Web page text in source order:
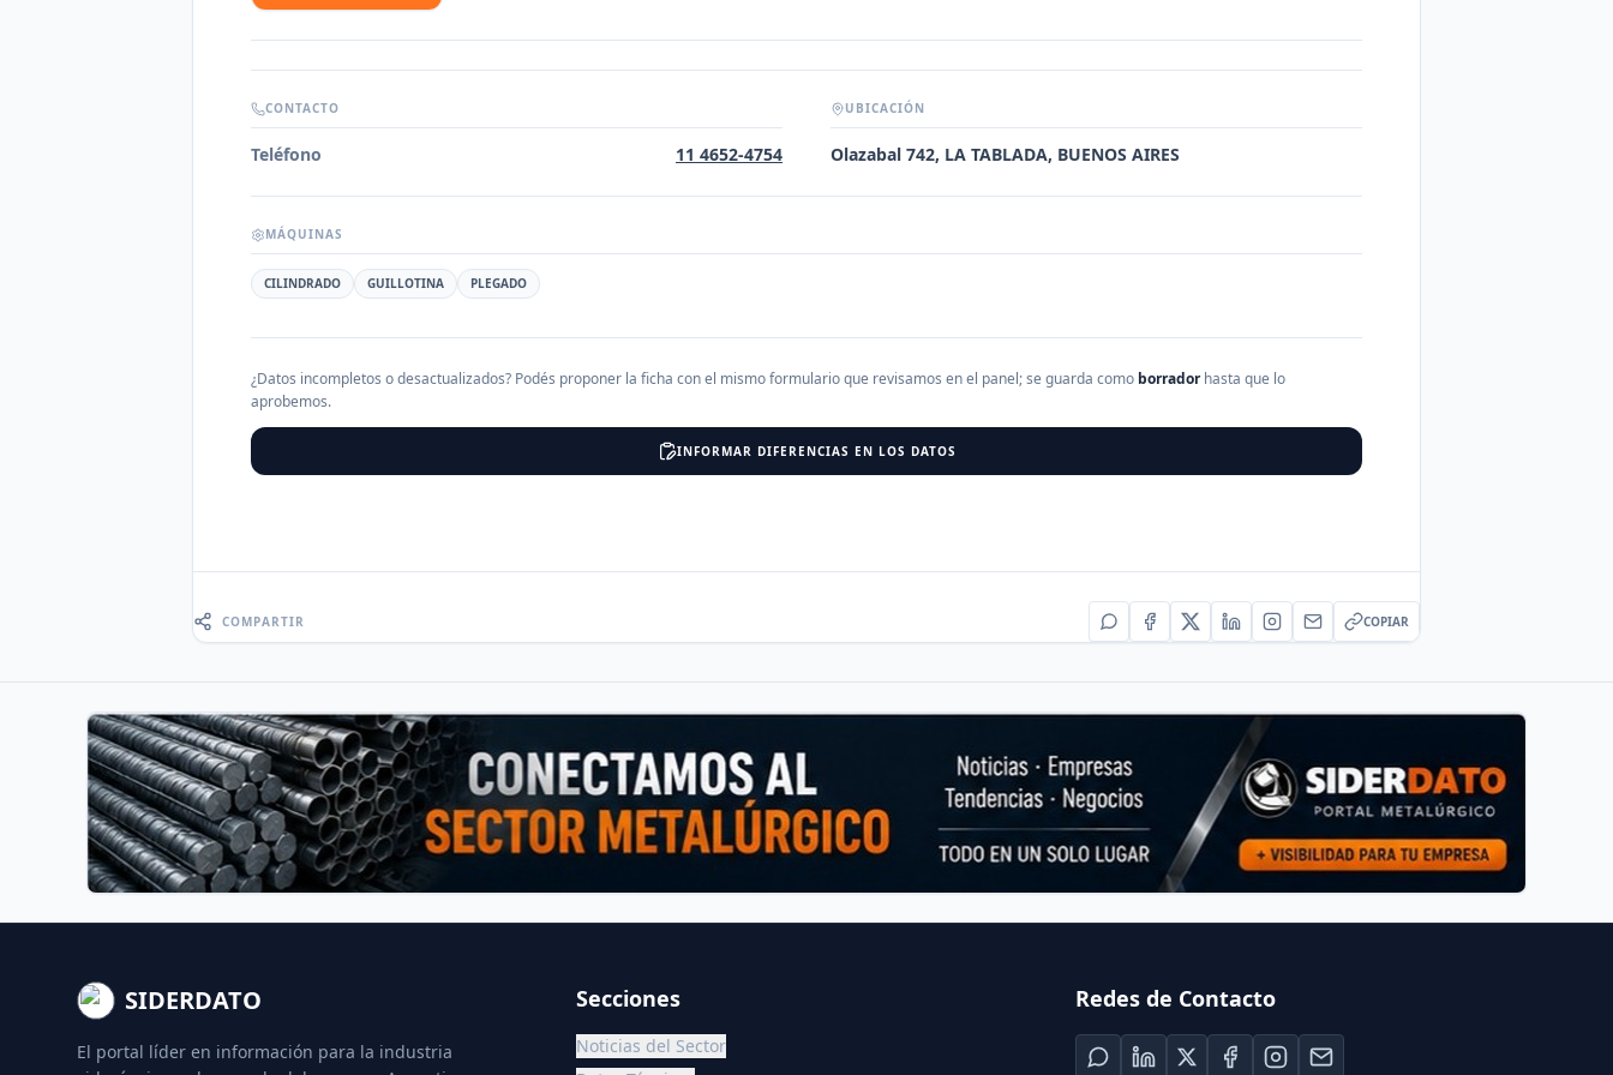
CONTACTO
Teléfono 11 4652-4754
UBICACIÓN
Olazabal 742, LA TABLADA, BUENOS AIRES
MÁQUINAS
CILINDRADO GUILLOTINA PLEGADO
¿Datos incompletos o desactualizados? Podés proponer la ficha con el mismo formulario que revisamos en el panel; se guarda como borradorhasta que lo
aprobemos.
INFORMAR DIFERENCIAS EN LOS DATOS
COMPARTIR COPIAR
SIDERDATO
El portal líder en información para la industria
Secciones
Noticias del Sector
Redes de Contacto